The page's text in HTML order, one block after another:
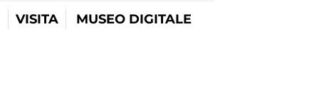
VISITA MUSEO DIGITALE